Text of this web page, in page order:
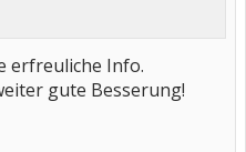
erfreuliche Info.
gute Besserung!